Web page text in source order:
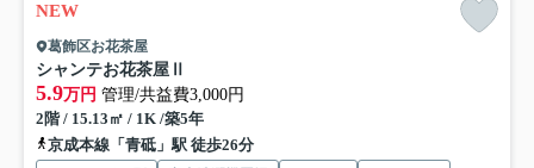
NEW
葛飾区お花茶屋
シャンテお花茶屋Ⅱ
5.9万円 管理/共益費3,000円
2階 / 15.13㎡ / 1K /築5年
京成本線「青砥」駅 徒歩26分